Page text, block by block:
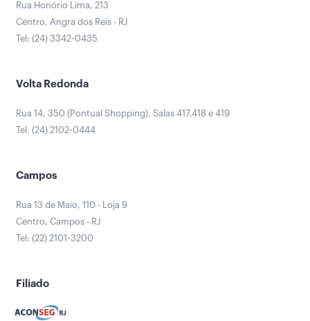
Rua Honório Lima, 213
Centro, Angra dos Reis - RJ
Tel: (24) 3342-0435
Volta Redonda
Rua 14, 350 (Pontual Shopping). Salas 417,418 e 419
Tel: (24) 2102-0444
Campos
Rua 13 de Maio, 110 - Loja 9
Centro, Campos - RJ
Tel: (22) 2101-3200
Filiado